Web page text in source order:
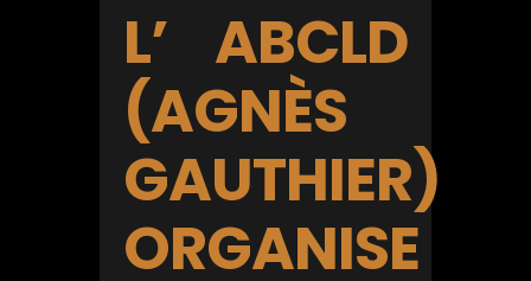
L’ ABCLD
(AGNÈS
GAUTHIER)
ORGANISE